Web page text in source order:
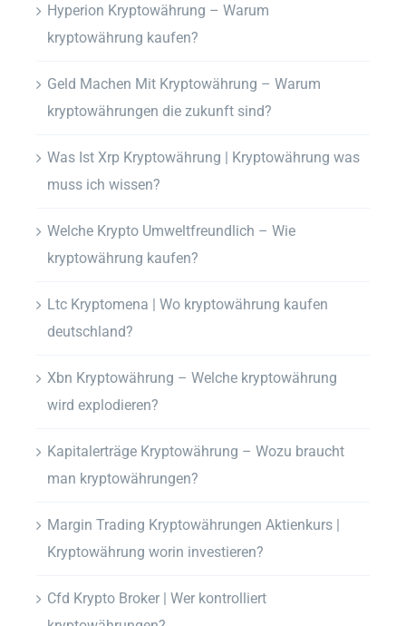
Hyperion Kryptowährung – Warum
kryptowährung kaufen?
Geld Machen Mit Kryptowährung – Warum
kryptowährungen die zukunft sind?
Was Ist Xrp Kryptowährung | Kryptowährung was
muss ich wissen?
Welche Krypto Umweltfreundlich – Wie
kryptowährung kaufen?
Ltc Kryptomena | Wo kryptowährung kaufen
deutschland?
Xbn Kryptowährung – Welche kryptowährung
wird explodieren?
Kapitalerträge Kryptowährung – Wozu braucht
man kryptowährungen?
Margin Trading Kryptowährungen Aktienkurs |
Kryptowährung worin investieren?
Cfd Krypto Broker | Wer kontrolliert